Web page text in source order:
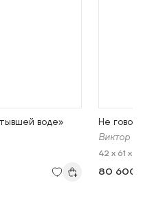
воде»
Не
Виктор
42 x 61 x 3
80 600